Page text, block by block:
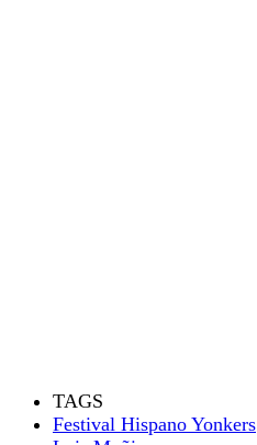
TAGS
Festival Hispano Yonkers